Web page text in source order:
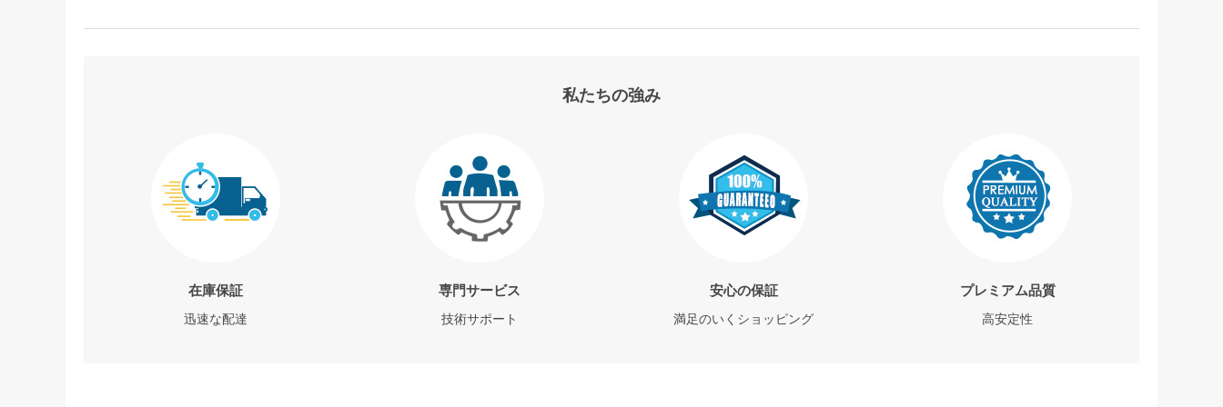
私たちの強み
在庫保証
迅速な配達
専門サービス
技術サポート
安心の保証
満足のいくショッピング
プレミアム品質
高安定性